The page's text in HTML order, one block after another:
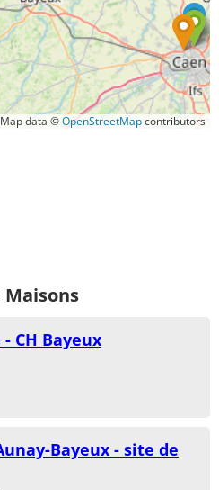
Map data ©OpenStreetMapcontributors
CH Bayeux
Bayeux - site de